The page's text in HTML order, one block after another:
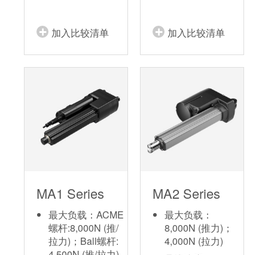
加入比较清单 加入比较清单
MA1 Series
最大负载：ACME
螺杆:8,000N (推/
拉力)；Ball螺杆:
MA2 Series
最大负载：
8,000N (推力)；
4,000N (拉力)